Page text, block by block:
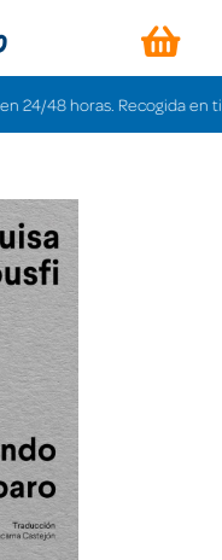
horas. Recogida en